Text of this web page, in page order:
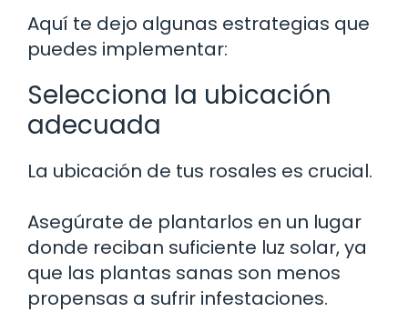
Aquí te dejo algunas estrategias que
puedes implementar:
Selecciona la ubicación
adecuada
La ubicación de tus rosales es crucial.
Asegúrate de plantarlos en un lugar
donde reciban suficiente luz solar, ya
que las plantas sanas son menos
propensas a sufrir infestaciones.